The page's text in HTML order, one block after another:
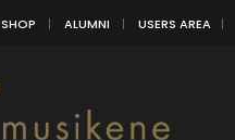
SHOP ALUMNI USERS AREA